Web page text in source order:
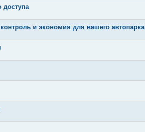
доступа
и экономия для вашего автопарка